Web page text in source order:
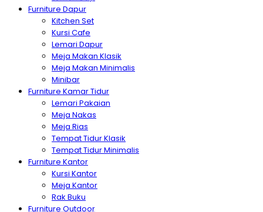
Furniture Dapur
Kitchen Set
Kursi Cafe
Lemari Dapur
Meja Makan Klasik
Meja Makan Minimalis
Minibar
Furniture Kamar Tidur
Lemari Pakaian
Meja Nakas
Meja Rias
Tempat Tidur Klasik
Tempat Tidur Minimalis
Furniture Kantor
Kursi Kantor
Meja Kantor
Rak Buku
Furniture Outdoor